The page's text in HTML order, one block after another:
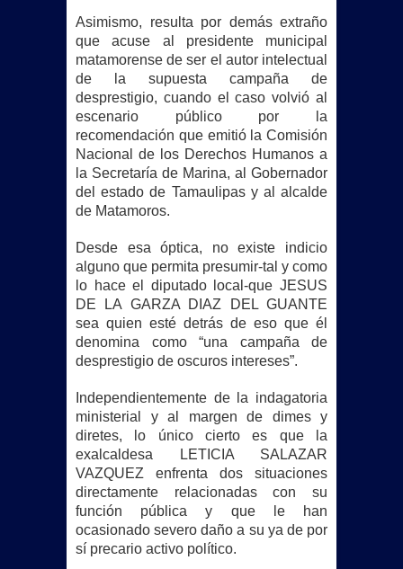
Asimismo, resulta por demás extraño
que acuse al presidente municipal
matamorense de ser el autor intelectual
de la supuesta campaña de
desprestigio, cuando el caso volvió al
escenario público por la
recomendación que emitió la Comisión
Nacional de los Derechos Humanos a
la Secretaría de Marina, al Gobernador
del estado de Tamaulipas y al alcalde
de Matamoros.
Desde esa óptica, no existe indicio
alguno que permita presumir-tal y como
lo hace el diputado local-que JESUS
DE LA GARZA DIAZ DEL GUANTE
sea quien esté detrás de eso que él
denomina como “una campaña de
desprestigio de oscuros intereses”.
Independientemente de la indagatoria
ministerial y al margen de dimes y
diretes, lo único cierto es que la
exalcaldesa LETICIA SALAZAR
VAZQUEZ enfrenta dos situaciones
directamente relacionadas con su
función pública y que le han
ocasionado severo daño a su ya de por
sí precario activo político.